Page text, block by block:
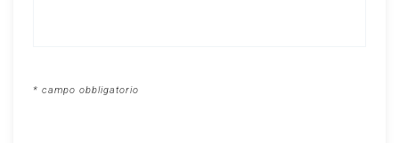
* campo obbligatorio